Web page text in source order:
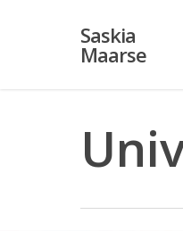
Saskia
Maarse